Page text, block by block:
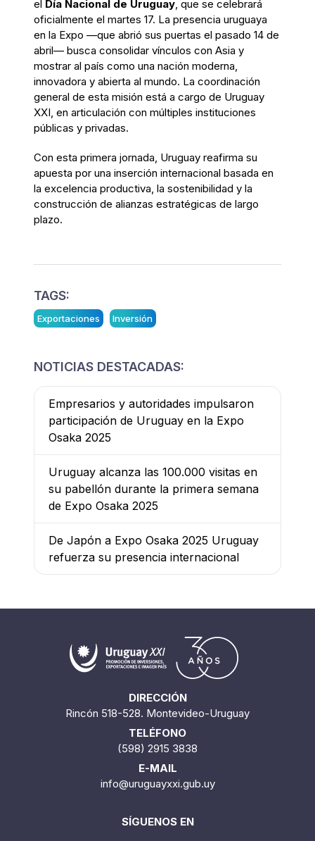
el Día Nacional de Uruguay , que se celebrará
oficialmente el martes 17. La presencia uruguaya
en la Expo —que abrió sus puertas el pasado 14 de
abril— busca consolidar vínculos con Asia y
mostrar al país como una nación moderna,
innovadora y abierta al mundo. La coordinación
general de esta misión está a cargo de Uruguay
XXI, en articulación con múltiples instituciones
públicas y privadas.
Con esta primera jornada, Uruguay reafirma su
apuesta por una inserción internacional basada en
la excelencia productiva, la sostenibilidad y la
construcción de alianzas estratégicas de largo
plazo.
TAGS:
Exportaciones Inversión
NOTICIAS DESTACADAS:
Empresarios y autoridades impulsaron
participación de Uruguay en la Expo
Osaka 2025
Uruguay alcanza las 100.000 visitas en
su pabellón durante la primera semana
de Expo Osaka 2025
De Japón a Expo Osaka 2025 Uruguay
refuerza su presencia internacional
DIRECCIÓN
Rincón 518-528. Montevideo-Uruguay
TELÉFONO
(598) 2915 3838
E-MAIL
info@uruguayxxi.gub.uy
SÍGUENOS EN